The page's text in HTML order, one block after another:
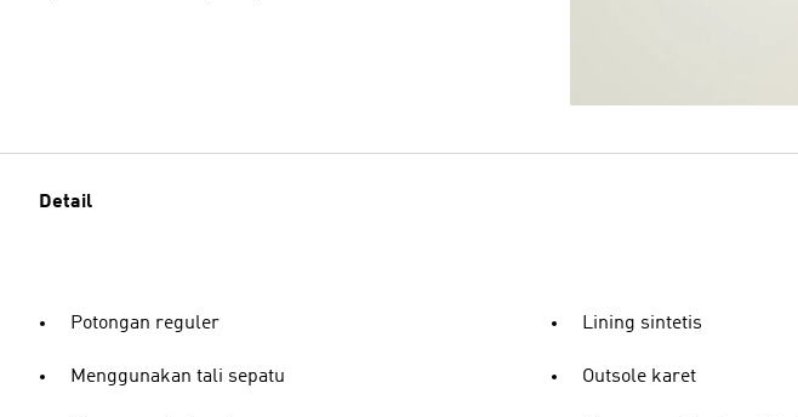
Detail
Potongan reguler
Menggunakan tali sepatu
Lining sintetis
Outsole karet